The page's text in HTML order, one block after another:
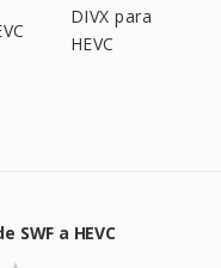
DIVX para
HEVC
SWF a HEVC